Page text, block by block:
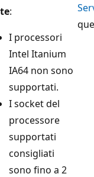
:
I processori
Intel Itanium
IA64 non sono
supportati.
I socket del
processore
supportati
consigliati
sono fino a 2